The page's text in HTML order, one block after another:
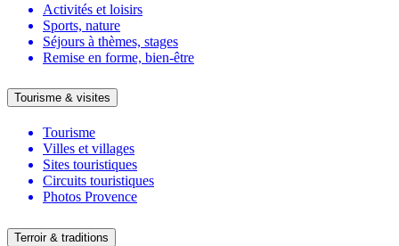
Activités et loisirs
Sports, nature
Séjours à thèmes, stages
Remise en forme, bien-être
Tourisme & visites
Tourisme
Villes et villages
Sites touristiques
Circuits touristiques
Photos Provence
Terroir & traditions